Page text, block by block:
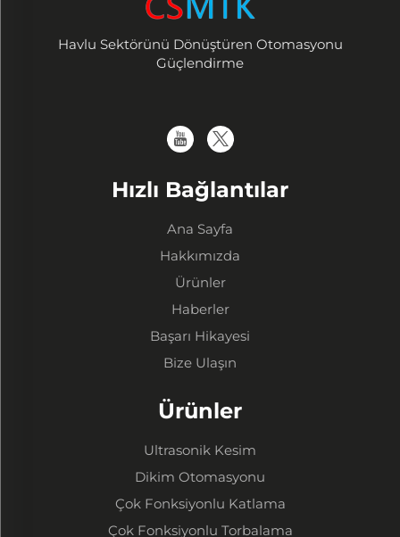
Havlu Sektörünü Dönüştüren Otomasyonu
Güçlendirme
Hızlı Bağlantılar
Ana Sayfa
Hakkımızda
Ürünler
Haberler
Başarı Hikayesi
Bize Ulaşın
Ürünler
Ultrasonik Kesim
Dikim Otomasyonu
Çok Fonksiyonlu Katlama
Çok Fonksiyonlu Torbalama